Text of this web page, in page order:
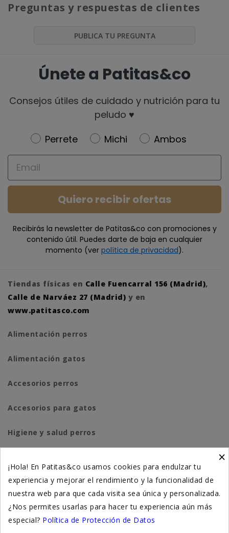
Preguntas y respuestas de clientes
PUBLICA TU PREGUNTA
Únete a Patitas&co
Consejos útiles de cuidado y nutrición para tu
peludo ♥️
Newsletter
Perrete Michi
Ambos
Email
Quiero recibir ofertas
Recibirás la newsletter de Patitas&co con promociones y
contenido útil. Puedes darte de baja en cualquier
momento (ver política de privacidad).
Tiendas físicas en Calle Fuencarral 156 (Madrid),
Calle de Narváez 27 (Madrid) y en
www.patitasco.com
Alimentación perros
Alimentación gatos
Accesorios perros
Accesorios para gatos
Higiene y salud perros
Suplementación natural
Otros
×
¡Hola! En Patitas&co usamos cookies para endulzar tu
experiencia y mejorar el rendimiento y la funcionalidad de
nuestra web para que cada visita sea única y personalizada.
¿Nos permites usarlas para hacer tu experiencia aún más
especial? Política de Protección de Datos